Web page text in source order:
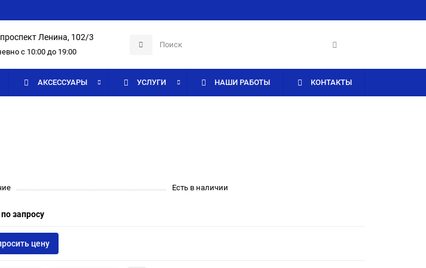
Ленина, 102/3
с 10:00 до 19:00
АКСЕССУАРЫ УСЛУГИ НАШИ РАБОТЫ КОНТАКТЫ
Есть в наличии
запросу
цену